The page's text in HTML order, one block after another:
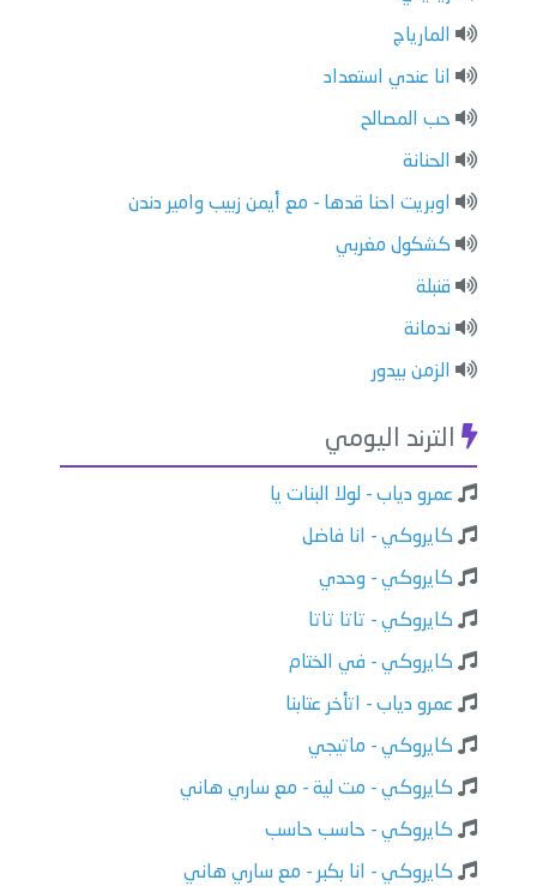
المارياج
انا عندي استعداد
حب المصالح
الحنانة
اوبريت احنا قدها - مع أيمن زبيب وامير دندن
كشكول مغربي
قنبلة
ندمانة
الزمن بيدور
الترند اليومي
عمرو دياب - لولا البنات يا
كايروكي - انا فاضل
كايروكي - وحدي
كايروكي - تاتا تاتا
كايروكي - في الختام
عمرو دياب - اتأخر عتابنا
كايروكي - ماتيجي
كايروكي - مت لية - مع ساري هاني
كايروكي - حاسب حاسب
كايروكي - انا بكبر - مع ساري هاني